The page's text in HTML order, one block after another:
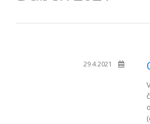
29.4.2021